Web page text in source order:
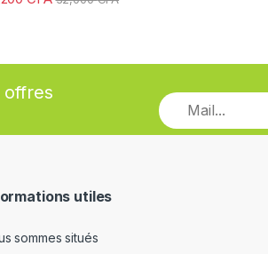
offres
utiles
sommes situés